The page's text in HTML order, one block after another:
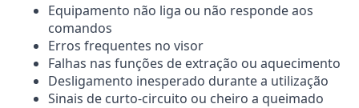
Equipamento não liga ou não responde aos
comandos
Erros frequentes no visor
Falhas nas funções de extração ou aquecimento
Desligamento inesperado durante a utilização
Sinais de curto-circuito ou cheiro a queimado